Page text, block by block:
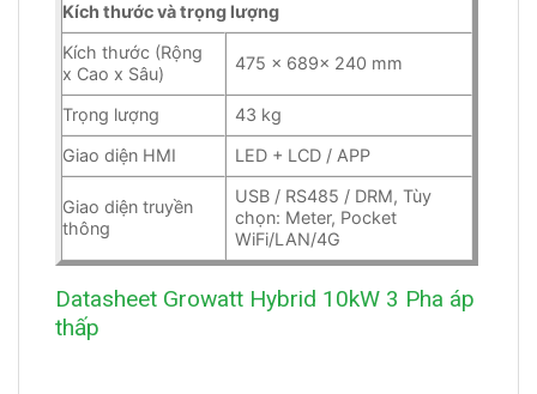
Kích thước và trọng lượng
Kích thước (Rộng
x Cao x Sâu)
475 × 689× 240 mm
Trọng lượng
43 kg
Giao diện HMI
LED + LCD / APP
Giao diện truyền
thông
USB / RS485 / DRM, Tùy
chọn: Meter, Pocket
WiFi/LAN/4G
Datasheet Growatt Hybrid 10kW 3 Pha áp
thấp